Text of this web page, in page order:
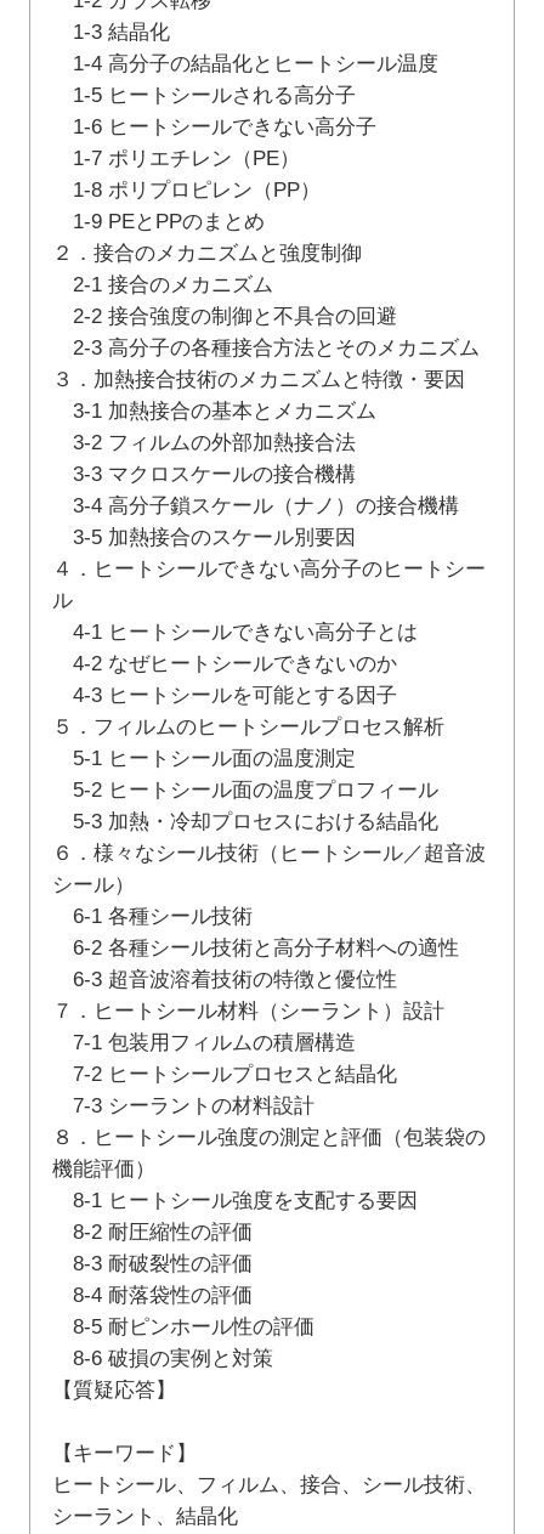
1-3 結晶化
1-4 高分子の結晶化とヒートシール温度
1-5 ヒートシールされる高分子
1-6 ヒートシールできない高分子
1-7 ポリエチレン（PE）
1-8 ポリプロピレン（PP）
1-9 PEとPPのまとめ
２．接合のメカニズムと強度制御
2-1 接合のメカニズム
2-2 接合強度の制御と不具合の回避
2-3 高分子の各種接合方法とそのメカニズム
３．加熱接合技術のメカニズムと特徴・要因
3-1 加熱接合の基本とメカニズム
3-2 フィルムの外部加熱接合法
3-3 マクロスケールの接合機構
3-4 高分子鎖スケール（ナノ）の接合機構
3-5 加熱接合のスケール別要因
４．ヒートシールできない高分子のヒートシー
ル
4-1 ヒートシールできない高分子とは
4-2 なぜヒートシールできないのか
4-3 ヒートシールを可能とする因子
５．フィルムのヒートシールプロセス解析
5-1 ヒートシール面の温度測定
5-2 ヒートシール面の温度プロフィール
5-3 加熱・冷却プロセスにおける結晶化
６．様々なシール技術（ヒートシール／超音波
シール）
6-1 各種シール技術
6-2 各種シール技術と高分子材料への適性
6-3 超音波溶着技術の特徴と優位性
７．ヒートシール材料（シーラント）設計
7-1 包装用フィルムの積層構造
7-2 ヒートシールプロセスと結晶化
7-3 シーラントの材料設計
８．ヒートシール強度の測定と評価（包装袋の
機能評価）
8-1 ヒートシール強度を支配する要因
8-2 耐圧縮性の評価
8-3 耐破裂性の評価
8-4 耐落袋性の評価
8-5 耐ピンホール性の評価
8-6 破損の実例と対策
【質疑応答】
【キーワード】
ヒートシール、フィルム、接合、シール技術、
シーラント、結晶化